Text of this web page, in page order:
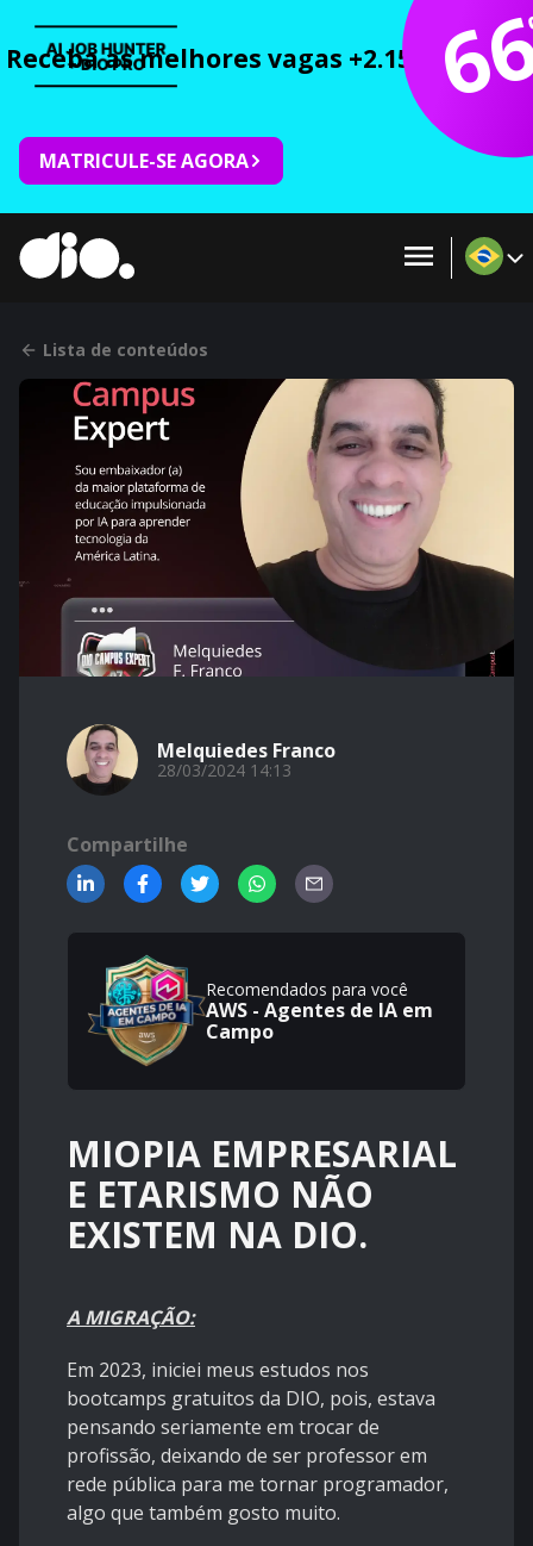
Receba as melhores vagas +2.150 cursos
MATRICULE-SE AGORA
Lista de conteúdos
Melquiedes Franco
28/03/2024 14:13
Compartilhe
Recomendados para você
AWS - Agentes de IA em
Campo
MIOPIA EMPRESARIAL
E ETARISMO NÃO
EXISTEM NA DIO.
A MIGRAÇÃO:
Em 2023, iniciei meus estudos nos
bootcamps gratuitos da DIO, pois, estava
pensando seriamente em trocar de
profissão, deixando de ser professor em
rede pública para me tornar programador,
algo que também gosto muito.